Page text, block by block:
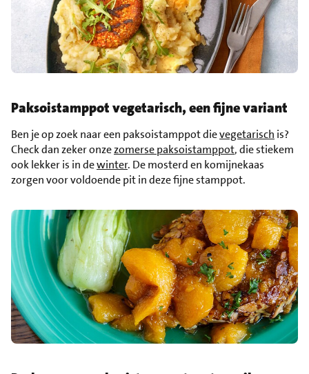
Paksoistamppot vegetarisch, een fijne variant
Ben je op zoek naar een paksoistamppot dievegetarisch is?
Check dan zeker onzezomerse paksoistamppot, die stiekem
ook lekker is in dewinter. De mosterd en komijnekaas
zorgen voor voldoende pit in deze fijne stamppot.